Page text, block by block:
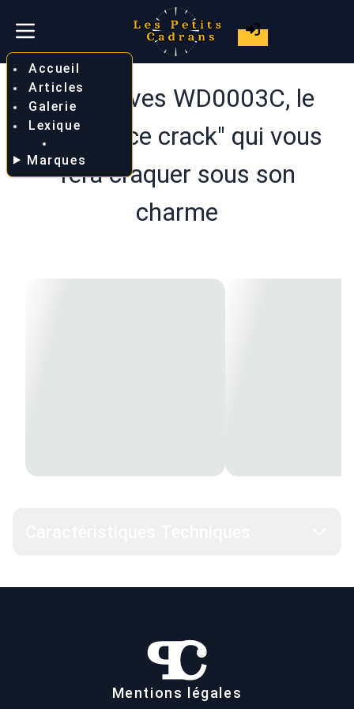
Accueil
Articles
Galerie
Lexique
Marques
Watchdives WD0003C, le
cadran "ice crack" qui vous
fera craquer sous son
charme
Mentions légales